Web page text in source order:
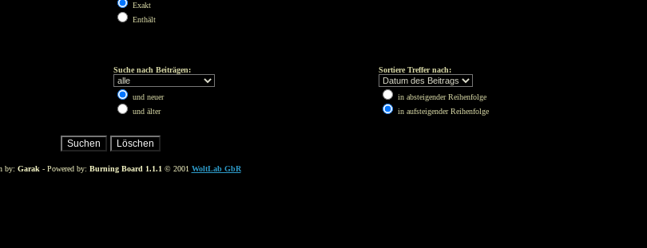
Exakt
Enthält
Suche nach Beiträgen:
und neuer
und älter
Sortiere Treffer nach:
in absteigender Reihenfolge
in aufsteigender Reihenfolge
by: Garak - Powered by: Burning Board 1.1.1 © 2001 WoltLab GbR